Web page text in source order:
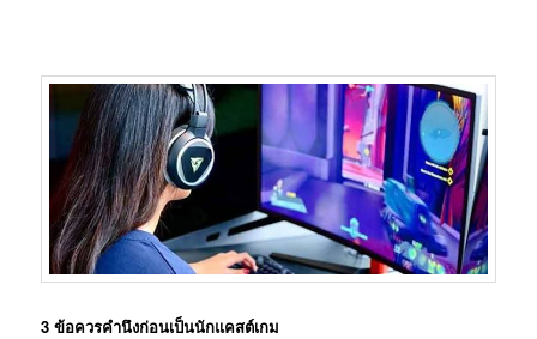
3 ข้อควรคำนึงก่อนเป็นนักแคสต์เกม